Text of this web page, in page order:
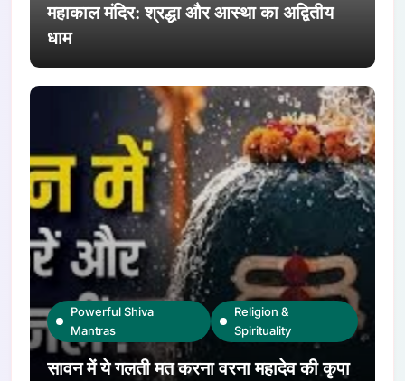
महाकाल मंदिर: श्रद्धा और आस्था का अद्वितीय
धाम
Powerful Shiva
Mantras
Religion &
Spirituality
सावन में ये गलती मत करना वरना महादेव की कृपा